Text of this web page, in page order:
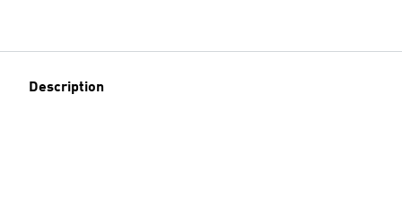
Description